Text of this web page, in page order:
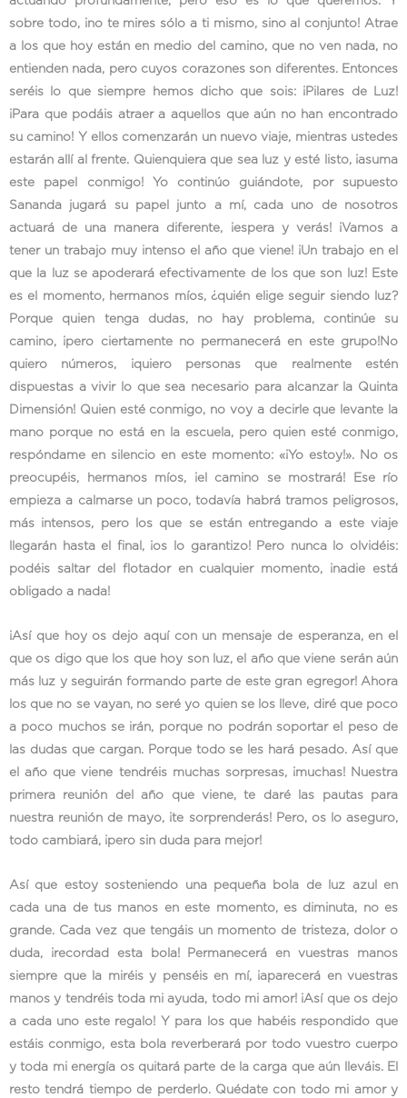
sobre todo, ¡no te mires sólo a ti mismo, sino al conjunto! Atrae
a los que hoy están en medio del camino, que no ven nada, no
entienden nada, pero cuyos corazones son diferentes. Entonces
seréis lo que siempre hemos dicho que sois: ¡Pilares de Luz!
¡Para que podáis atraer a aquellos que aún no han encontrado
su camino! Y ellos comenzarán un nuevo viaje, mientras ustedes
estarán allí al frente. Quienquiera que sea luz y esté listo, ¡asuma
este papel conmigo! Yo continúo guiándote, por supuesto
Sananda jugará su papel junto a mí, cada uno de nosotros
actuará de una manera diferente, ¡espera y verás! ¡Vamos a
tener un trabajo muy intenso el año que viene! ¡Un trabajo en el
que la luz se apoderará efectivamente de los que son luz! Este
es el momento, hermanos míos, ¿quién elige seguir siendo luz?
Porque quien tenga dudas, no hay problema, continúe su
camino, ¡pero ciertamente no permanecerá en este grupo!No
quiero números, ¡quiero personas que realmente estén
dispuestas a vivir lo que sea necesario para alcanzar la Quinta
Dimensión! Quien esté conmigo, no voy a decirle que levante la
mano porque no está en la escuela, pero quien esté conmigo,
respóndame en silencio en este momento: «¡Yo estoy!». No os
preocupéis, hermanos míos, ¡el camino se mostrará! Ese río
empieza a calmarse un poco, todavía habrá tramos peligrosos,
más intensos, pero los que se están entregando a este viaje
llegarán hasta el final, ¡os lo garantizo! Pero nunca lo olvidéis:
podéis saltar del flotador en cualquier momento, ¡nadie está
obligado a nada!
¡Así que hoy os dejo aquí con un mensaje de esperanza, en el
que os digo que los que hoy son luz, el año que viene serán aún
más luz y seguirán formando parte de este gran egregor! Ahora
los que no se vayan, no seré yo quien se los lleve, diré que poco
a poco muchos se irán, porque no podrán soportar el peso de
las dudas que cargan. Porque todo se les hará pesado. Así que
el año que viene tendréis muchas sorpresas, ¡muchas! Nuestra
primera reunión del año que viene, te daré las pautas para
nuestra reunión de mayo, ¡te sorprenderás! Pero, os lo aseguro,
todo cambiará, ¡pero sin duda para mejor!
Así que estoy sosteniendo una pequeña bola de luz azul en
cada una de tus manos en este momento, es diminuta, no es
grande. Cada vez que tengáis un momento de tristeza, dolor o
duda, ¡recordad esta bola! Permanecerá en vuestras manos
siempre que la miréis y penséis en mí, ¡aparecerá en vuestras
manos y tendréis toda mi ayuda, todo mi amor! ¡Así que os dejo
a cada uno este regalo! Y para los que habéis respondido que
estáis conmigo, esta bola reverberará por todo vuestro cuerpo
y toda mi energía os quitará parte de la carga que aún lleváis. El
resto tendrá tiempo de perderlo. Quédate con todo mi amor y